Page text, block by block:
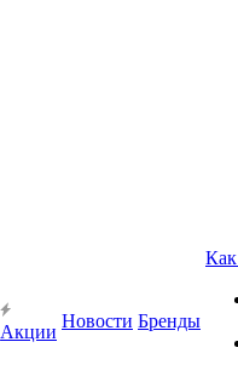
Акции
Новости Бренды